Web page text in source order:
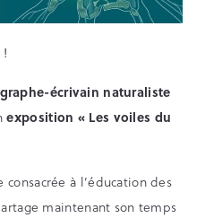
écrivain naturaliste
exposition « Les voiles du
à l’éducation des
maintenant son temps